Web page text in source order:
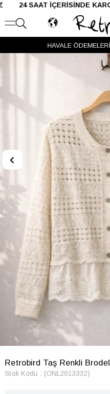
İÇERİSİNDE KARGODA!
VADE
HAVALE
‹
Retrobird Taş Renkli
Stok Kodu (ONL2013332)